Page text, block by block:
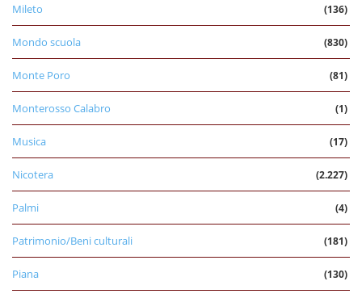
Mileto (136)
Mondo scuola (830)
Monte Poro (81)
Monterosso Calabro (1)
Musica (17)
Nicotera (2.227)
Palmi (4)
Patrimonio/Beni culturali (181)
Piana (130)